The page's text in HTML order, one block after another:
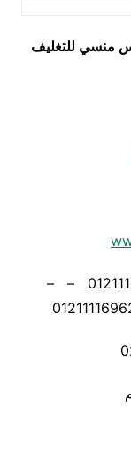
منسي للتغليف
موبايل: 01211116954 – – 01211116956 – –